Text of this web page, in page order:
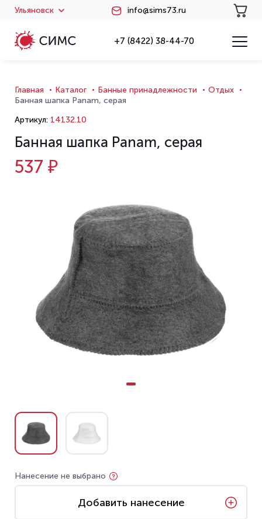
Ульяновск info@sims73.ru
+7 (8422) 38-44-70
Главная Каталог Банные принадлежности
Отдых
Банная шапка Panam, серая
Артикул: 14132.10
Банная шапка Panam, серая
537 ₽
Нанесение не выбрано
Добавить нанесение